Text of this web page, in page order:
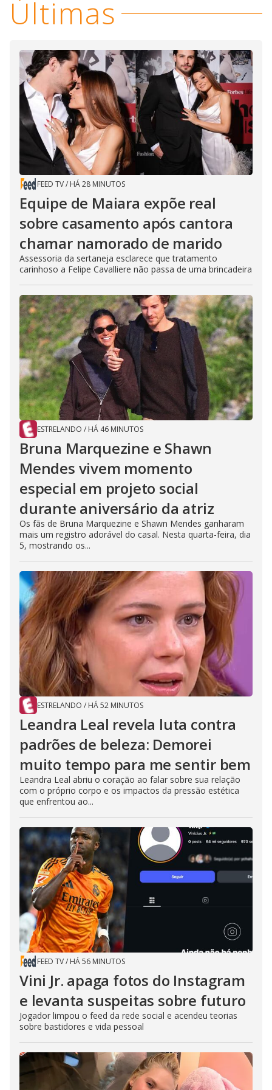
i
d
e
o
Últimas
FEED TV/ HÁ 28 MINUTOS
Equipe de Maiara expõe real
sobre casamento após cantora
chamar namorado de marido
Assessoria da sertaneja esclarece que tratamento
carinhoso a Felipe Cavalliere não passa de uma brincadeira
ESTRELANDO / HÁ 46 MINUTOS
Bruna Marquezine e Shawn
Mendes vivem momento
especial em projeto social
durante aniversário da atriz
Os fãs de Bruna Marquezine e Shawn Mendes ganharam
mais um registro adorável do casal. Nesta quarta-feira, dia
5, mostrando os...
ESTRELANDO / HÁ 52 MINUTOS
Leandra Leal revela luta contra
padrões de beleza: Demorei
muito tempo para me sentir bem
Leandra Leal abriu o coração ao falar sobre sua relação
com o próprio corpo e os impactos da pressão estética
que enfrentou ao...
FEED TV/ HÁ 56 MINUTOS
Vini Jr. apaga fotos do Instagram
e levanta suspeitas sobre futuro
Jogador limpou o feed da rede social e acendeu teorias
sobre bastidores e vida pessoal